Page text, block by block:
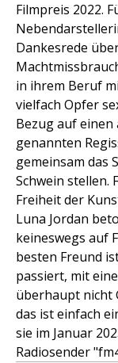
Filmpreis 2022.
Dankesrede
in ihrem Beruf
vielfach Opfer
Bezug auf einen
genannten
gemeinsam das
Schwein stellen.
Freiheit der
Luna Jordan
keineswegs auf
besten Freund
passiert, mit
überhaupt nicht
das ist einfach
sie im Januar
Radiosender